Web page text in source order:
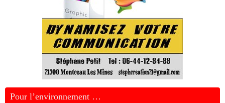
Pour l’environnement …